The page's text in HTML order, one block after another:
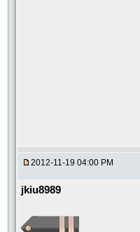
2012-11-19 04:00 PM
jkiu8989